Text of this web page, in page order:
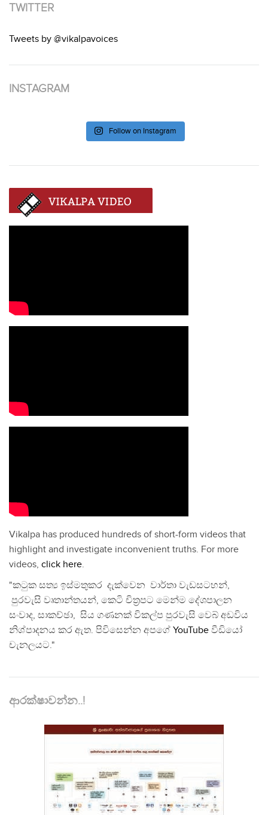
TWITTER
Tweets by @vikalpavoices
INSTAGRAM
Follow on Instagram
Vikalpa has produced hundreds of short-form videos that
highlight and investigate inconvenient truths. For more
videos, click here.
"කටුක සත්‍ය ඉස්මතුකර දැක්වෙන වාර්තා වැඩසටහන්,
පුරවැසි වෘතාන්තයන්, කෙටි චිත්‍රපට මෙන්ම දේශපාලන
සංවාද, සාකච්ඡා, සිය ගණනක් විකල්ප පුරවැසි වෙබ් අඩවිය
නිශ්පාදනය කර ඇත. පිවිසෙන්න අපගේ YouTube වීඩියෝ
චැනලයට."
ආරක්ෂාවන්න..!